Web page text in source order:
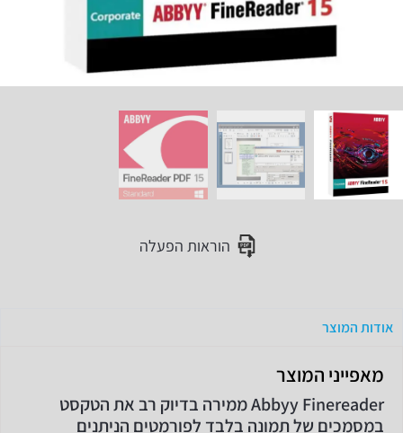
הוראות הפעלה
אודות המוצר
מאפייני המוצר
Abbyy Finereader ממירה בדיוק רב את הטקסט
במסמכים של תמונה בלבד לפורמטים הניתנים